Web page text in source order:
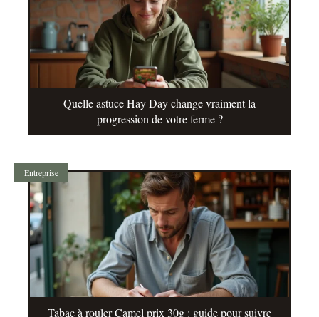
Quelle astuce Hay Day change vraiment la
progression de votre ferme ?
Entreprise
Tabac à rouler Camel prix 30g : guide pour suivre